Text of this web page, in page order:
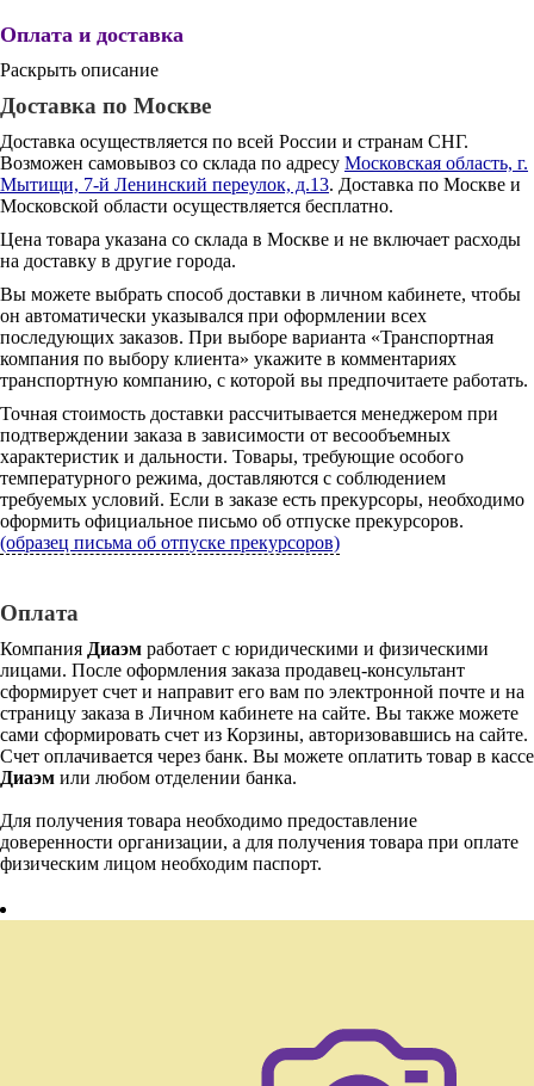
Оплата и доставка
Раскрыть описание
Доставка по Москве
Доставка осуществляется по всей России и странам СНГ.
Возможен самовывоз со склада по адресу Московская область, г.
Мытищи, 7-й Ленинский переулок, д.13. Доставка по Москве и
Московской области осуществляется бесплатно.
Цена товара указана со склада в Москве и не включает расходы
на доставку в другие города.
Вы можете выбрать способ доставки в личном кабинете, чтобы
он автоматически указывался при оформлении всех
последующих заказов. При выборе варианта «Транспортная
компания по выбору клиента» укажите в комментариях
транспортную компанию, с которой вы предпочитаете работать.
Точная стоимость доставки рассчитывается менеджером при
подтверждении заказа в зависимости от весообъемных
характеристик и дальности. Товары, требующие особого
температурного режима, доставляются с соблюдением
требуемых условий. Если в заказе есть прекурсоры, необходимо
оформить официальное письмо об отпуске прекурсоров.
(образец письма об отпуске прекурсоров)
Оплата
Компания Диаэм работает с юридическими и физическими
лицами. После оформления заказа продавец-консультант
сформирует счет и направит его вам по электронной почте и на
страницу заказа в Личном кабинете на сайте. Вы также можете
сами сформировать счет из Корзины, авторизовавшись на сайте.
Счет оплачивается через банк. Вы можете оплатить товар в кассе
Диаэм или любом отделении банка.
Для получения товара необходимо предоставление
доверенности организации, а для получения товара при оплате
физическим лицом необходим паспорт.